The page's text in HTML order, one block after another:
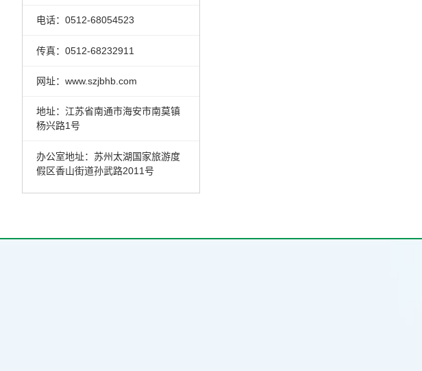
电话：0512-68054523
传真：0512-68232911
网址：www.szjbhb.com
地址：江苏省南通市海安市南莫镇
杨兴路1号
办公室地址：苏州太湖国家旅游度
假区香山街道孙武路2011号